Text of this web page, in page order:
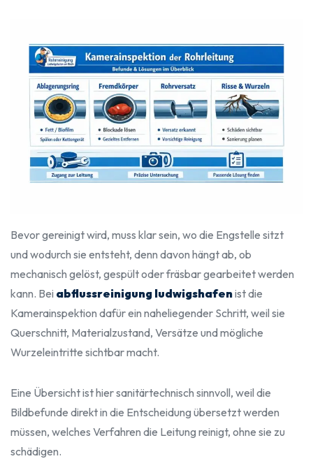
Bevor gereinigt wird, muss klar sein, wo die Engstelle sitzt
und wodurch sie entsteht, denn davon hängt ab, ob
mechanisch gelöst, gespült oder fräsbar gearbeitet werden
kann. Bei abflussreinigung ludwigshafenist die
Kamerainspektion dafür ein naheliegender Schritt, weil sie
Querschnitt, Materialzustand, Versätze und mögliche
Wurzeleintritte sichtbar macht.
Eine Übersicht ist hier sanitärtechnisch sinnvoll, weil die
Bildbefunde direkt in die Entscheidung übersetzt werden
müssen, welches Verfahren die Leitung reinigt, ohne sie zu
schädigen.